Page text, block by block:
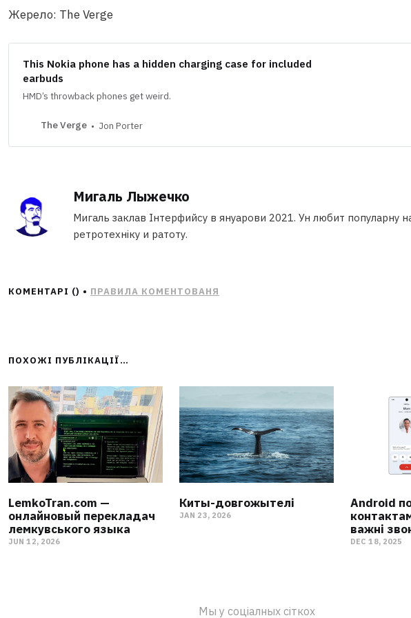
Жерело: The Verge
This Nokia phone has a hidden charging case for included
earbuds
HMD’s throwback phones get weird.
The Verge Jon Porter
Мигаль Лыжечко
Мигаль заклав Інтерфийсу в януарови 2021. Ун любит популарну
ретротехніку и ратоту.
КОМЕНТАРІ () • ПРАВИЛА КОМЕНТОВАНЯ
ПОХОЖІ ПУБЛІКАЦІЇ…
LemkoTran.com —
онлайновый перекладач
лемкувського языка
JUN 12, 2026
Киты-довгожытелі
JAN 23, 2026
Android
важні
DEC 18, 2025
Мы у соціалных сіткох